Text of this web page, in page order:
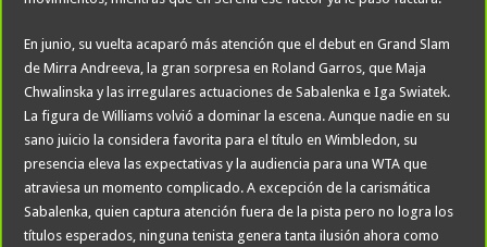
En junio, su vuelta acaparó más atención que el debut en Grand Slam
de Mirra Andreeva, la gran sorpresa en Roland Garros, que Maja
Chwalinska y las irregulares actuaciones de Sabalenka e Iga Swiatek.
La figura de Williams volvió a dominar la escena. Aunque nadie en su
sano juicio la considera favorita para el título en Wimbledon, su
presencia eleva las expectativas y la audiencia para una WTA que
atraviesa un momento complicado. A excepción de la carismática
Sabalenka, quien captura atención fuera de la pista pero no logra los
títulos esperados, ninguna tenista genera tanta ilusión ahora como